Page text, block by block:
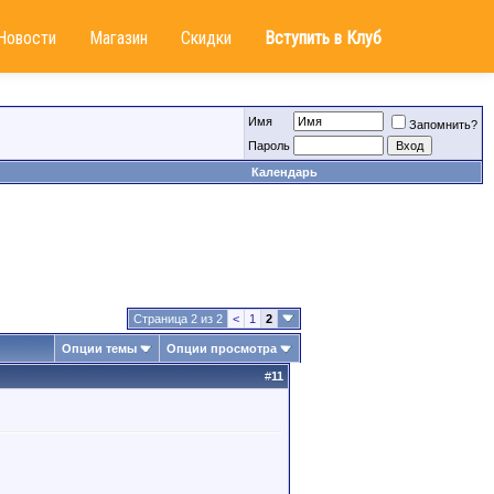
Магазин Скидки Вступить в Клуб
Имя
Запомнить?
Пароль
Календарь
Страница 2 из 2 < 1 2
Опции темы Опции просмотра
#11